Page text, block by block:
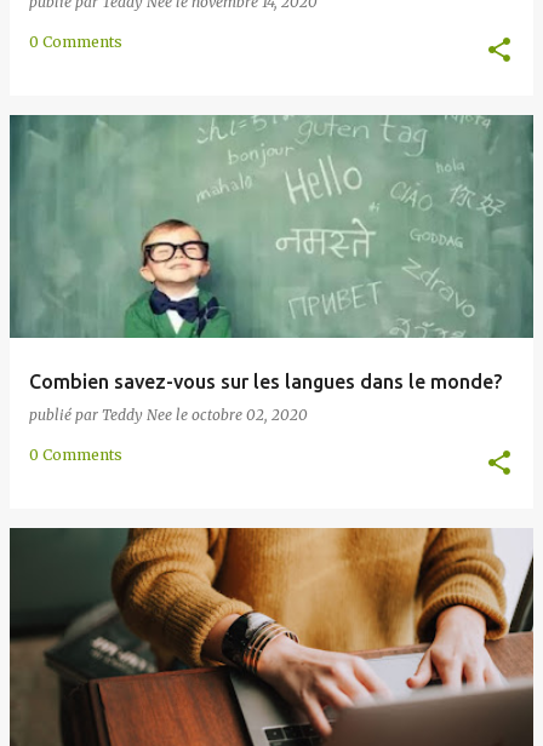
0 Comments
Combien savez-vous sur les langues dans le monde?
publié par Teddy Nee le octobre 02, 2020
0 Comments